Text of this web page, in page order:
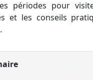
périodes pour
et les conseils